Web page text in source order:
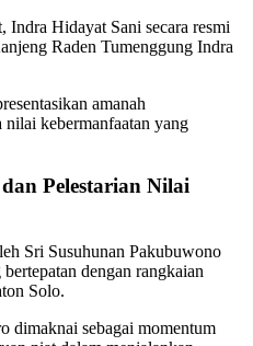
Indra Hidayat Sani secara resmi
Raden Tumenggung Indra
amanah
nilai kebermanfaatan yang
Pelestarian Nilai
Sri Susuhunan Pakubuwono
dengan rangkaian
Solo.
dimaknai sebagai momentum